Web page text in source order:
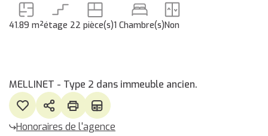
41.89 m²étage 22 pièce(s)1 Chambre(s)Non
MELLINET - Type 2 dans immeuble ancien.
Honoraires de l'agence